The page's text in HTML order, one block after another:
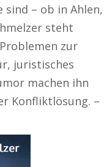
sind – ob in Ahlen,
steht
zur
juristisches
machen ihn
Konfliktlösung. –